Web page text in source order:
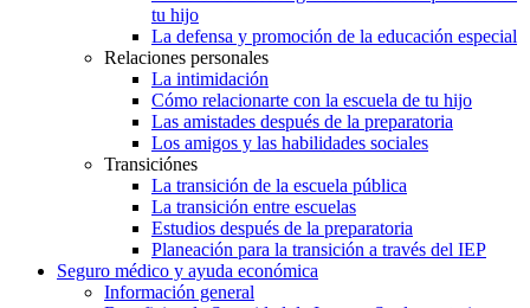
tu hijo
La defensa y promoción de la educación especial
Relaciones personales
La intimidación
Cómo relacionarte con la escuela de tu hijo
Las amistades después de la preparatoria
Los amigos y las habilidades sociales
Transiciónes
La transición de la escuela pública
La transición entre escuelas
Estudios después de la preparatoria
Planeación para la transición a través del IEP
Seguro médico y ayuda económica
Información general